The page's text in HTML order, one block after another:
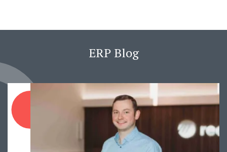
ERP Blog